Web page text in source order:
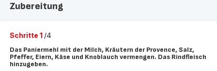
Zubereitung
Schritte 1 /4
Das Paniermehl mit der Milch, Kräutern der Provence, Salz,
Pfeffer, Eiern, Käse und Knoblauch vermengen. Das Rindfleisch
hinzugeben.